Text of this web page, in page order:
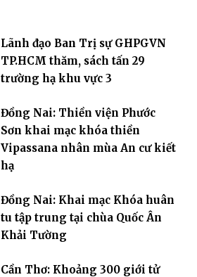
Lãnh đạo Ban Trị sự GHPGVN
TP.HCM thăm, sách tấn 29
trường hạ khu vực 3
Đồng Nai: Thiền viện Phước
Sơn khai mạc khóa thiền
Vipassana nhân mùa An cư kiết
hạ
Đồng Nai: Khai mạc Khóa huân
tu tập trung tại chùa Quốc Ân
Khải Tường
Cần Thơ: Khoảng 300 giới tử